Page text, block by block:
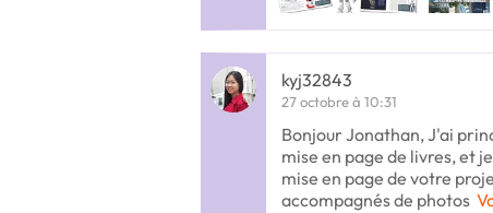
kyj32843
27 octobre à 10:31
Bonjour Jonathan, J'ai
mise en page de livres, et
mise en page de votre
accompagnés de photos